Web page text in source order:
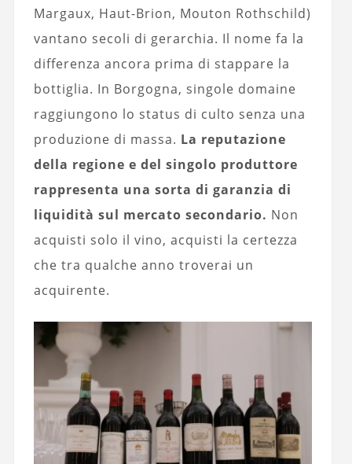
Margaux, Haut-Brion, Mouton Rothschild)
vantano secoli di gerarchia. Il nome fa la
differenza ancora prima di stappare la
bottiglia. In Borgogna, singole domaine
raggiungono lo status di culto senza una
produzione di massa. La reputazione
della regione e del singolo produttore
rappresenta una sorta di garanzia di
liquidità sul mercato secondario. Non
acquisti solo il vino, acquisti la certezza
che tra qualche anno troverai un
acquirente.